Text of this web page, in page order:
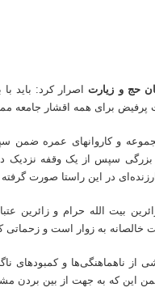
حج و زیارتاصرار کرد: باید
پرفیض برای همه اقشار جامعه
و کاروانهای عمره ضمن
بزرگی سپس از یک وقفه نزدیک
در این راستا صورت
بیت الله حرام و زائرین
خالصانه به زوار است و زحماتی
از ناهماهنگی‌ها و
این که به جهت از بین بردن